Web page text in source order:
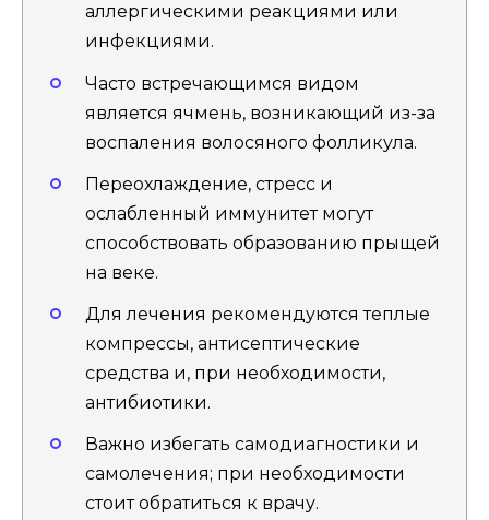
аллергическими реакциями или
инфекциями.
Часто встречающимся видом
является ячмень, возникающий из-за
воспаления волосяного фолликула.
Переохлаждение, стресс и
ослабленный иммунитет могут
способствовать образованию прыщей
на веке.
Для лечения рекомендуются теплые
компрессы, антисептические
средства и, при необходимости,
антибиотики.
Важно избегать самодиагностики и
самолечения; при необходимости
стоит обратиться к врачу.